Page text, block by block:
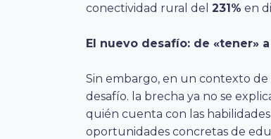
conectividad rural del 231% en
El nuevo desafío: de «tener»
Sin embargo, en un contexto
desafío. la brecha ya no se
quién cuenta con las
oportunidades concretas de